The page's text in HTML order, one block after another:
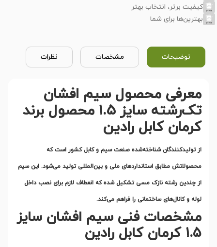
کیفیت برتر، انتخاب بهتر
بهترین‌ها برای شما
توضیحات مشخصات نظرات
معرفی محصول سیم افشان
تک‌رشته سایز ۱.۵ محصول برند
کرمان کابل رادین
از تولیدکنندگان شناخته‌شده صنعت سیم و کابل کشور است که
محصولاتش مطابق استانداردهای ملی و بین‌المللی تولید می‌شود. این سیم
از چندین رشته نازک مسی تشکیل شده که انعطاف لازم برای نصب داخل
لوله و کانال‌های ساختمانی را فراهم می‌کند.
مشخصات فنی سیم افشان سایز
۱.۵ کرمان کابل رادین